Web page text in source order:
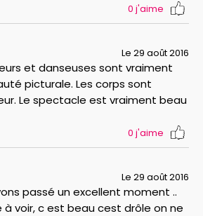
0 j'aime
Le 29 août 2016
et danseuses sont vraiment
picturale. Les corps sont
Le spectacle est vraiment beau
0 j'aime
Le 29 août 2016
passé un excellent moment ..
voir, c est beau cest drôle on ne